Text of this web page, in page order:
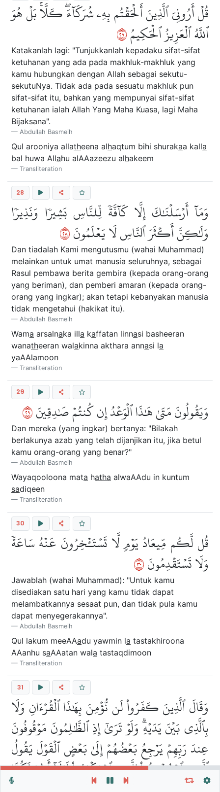
قُلۡ أَرُونِيَ ٱلَّذِينَ أَلۡحَقۡتُم بِهِۦ شُرَكَآءَۖ كـَلَّاۚ بَلۡ هُوَ
ٱللَّهُ ٱلۡعَزِيزُ ٱلۡحَكِيمُ٧٢
Katakanlah lagi: "Tunjukkanlah kepadaku sifat-sifat
ketuhanan yang ada pada makhluk-makhluk yang
kamu hubungkan dengan Allah sebagai sekutu-
sekutuNya. Tidak ada pada sesuatu makhluk pun
sifat-sifat itu, bahkan yang mempunyai sifat-sifat
ketuhanan ialah Allah Yang Maha Kuasa, lagi Maha
Bijaksana".
Abdullah Basmeih
Qul arooniya allatheena alhaqtum bihi shurakaa kalla
bal huwa Allahu alAAazeezu alhakeem
Transliteration
28
وَمَآ أَرۡسَلۡنَٰكَ إِلَّا كَآفَّةٗ لِّلنَّاسِ بَشِيرٗا وَنَذِيرٗا
وَلَٰكِنَّ أَكۡثَرَ ٱلنَّاسِ لَا يَعۡلَمُونَ٨٢
Dan tiadalah Kami mengutusmu (wahai Muhammad)
melainkan untuk umat manusia seluruhnya, sebagai
Rasul pembawa berita gembira (kepada orang-orang
yang beriman), dan pemberi amaran (kepada orang-
orang yang ingkar); akan tetapi kebanyakan manusia
tidak mengetahui (hakikat itu).
Abdullah Basmeih
Wama arsalnaka illa kaffatan linnasi basheeran
wanatheeran walakinna akthara annasi la
yaAAlamoon
Transliteration
29
وَيَقُولُونَ مَتَىٰ هَٰذَا ٱلۡوَعۡدُ إِن كُنتُمۡ صَٰدِقِينَ٩٢
Dan mereka (yang ingkar) bertanya: "Bilakah
berlakunya azab yang telah dijanjikan itu, jika betul
kamu orang-orang yang benar?"
Abdullah Basmeih
Wayaqooloona mata hatha alwaAAdu in kuntum
sadiqeen
Transliteration
30
قُل لَّكُم مِّيعَادُ يَوۡمٖ لَّا تَسۡتَـٔۡخِرُونَ عَنۡهُ سَاعَةٗ
وَلَا تَسۡتَقۡدِمُونَ٠٣
Jawablah (wahai Muhammad): "Untuk kamu
disediakan satu hari yang kamu tidak dapat
melambatkannya sesaat pun, dan tidak pula kamu
dapat menyegerakannya".
Abdullah Basmeih
Qul lakum meeAAadu yawmin la tastakhiroona
AAanhu saAAatan wala tastaqdimoon
Transliteration
31
وَقَالَ ٱلَّذِينَ كَفَرُواْ لَن نُّؤۡمِنَ بِهَٰذَا ٱلۡقُرۡءَانِ وَلَا
بِٱلَّذِي بَيۡنَ يَدَيۡهِۗ وَلَوۡ تَرَىٰٓ إِذِ ٱلظَّٰلِمُونَ مَوۡقُوفُونَ
عِندَ رَبِّهِمۡ يَرۡجِعُ بَعۡضُهُمۡ إِلَىٰ بَعۡضٍ ٱلۡقَوۡلَ يَقُولُ
ٱلَّذِينَ ٱسۡتُضۡعِفُواْ لِلَّذِينَ ٱسۡتَكۡبَرُواْ لَوۡلَآ أَنتُمۡ لَكُنَّا